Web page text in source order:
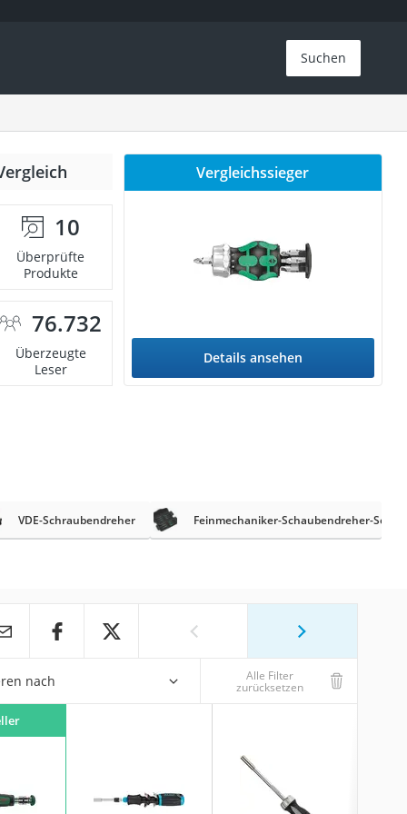
Suchen
10
Überprüfte
Produkte
76.732
Überzeugte
Leser
Vergleichssieger
Details ansehen
VDE-Schraubendreher Feinmechaniker-Schaubendreher-Sets
nach Alle Filter
zurücksetzen